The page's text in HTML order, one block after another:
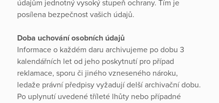
údajům jednotný vysoký stupeň ochrany. Tím je
posílena bezpečnost vašich údajů.
Doba uchování osobních údajů
Informace o každém daru archivujeme po dobu 3
kalendářních let od jeho poskytnutí pro případ
reklamace, sporu či jiného vzneseného nároku,
ledaže právní předpisy vyžadují delší archivační dobu.
Po uplynutí uvedené tříleté lhůty nebo případné